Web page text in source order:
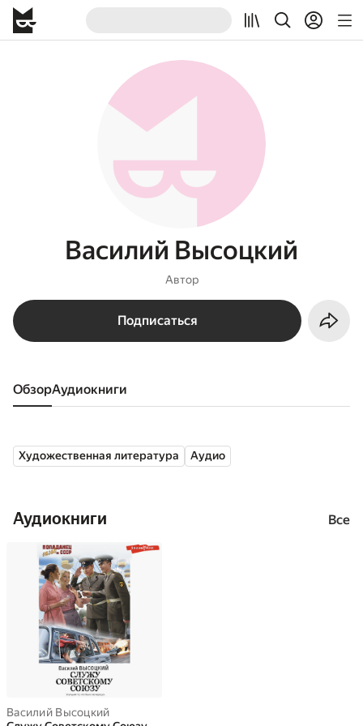
Василий Высоцкий
Автор
Подписаться
Обзор аудиокниги
Художественная литература Аудио
Аудиокниги Все
Василий Высоцкий